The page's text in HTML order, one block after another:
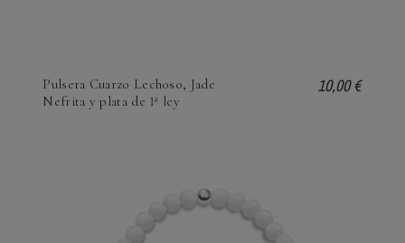
Pulsera Cuarzo Lechoso, Jade
Nefrita y plata de 1ª ley
10,00 €